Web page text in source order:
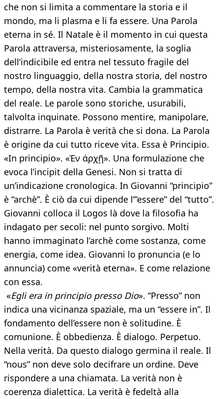
che non si limita a commentare la storia e il
mondo, ma li plasma e li fa essere. Una Parola
eterna in sé. Il Natale è il momento in cui questa
Parola attraversa, misteriosamente, la soglia
dell’indicibile ed entra nel tessuto fragile del
nostro linguaggio, della nostra storia, del nostro
tempo, della nostra vita. Cambia la grammatica
del reale. Le parole sono storiche, usurabili,
talvolta inquinate. Possono mentire, manipolare,
distrarre. La Parola è verità che si dona. La Parola
è origine da cui tutto riceve vita. Essa è Principio.
«In principio». «Ἐν ἀρχῇ». Una formulazione che
evoca l’incipit della Genesi. Non si tratta di
un’indicazione cronologica. In Giovanni “principio”
è “archè”. È ciò da cui dipende l’”essere” del “tutto”.
Giovanni colloca il Logos là dove la filosofia ha
indagato per secoli: nel punto sorgivo. Molti
hanno immaginato l’archè come sostanza, come
energia, come idea. Giovanni lo pronuncia (e lo
annuncia) come «verità eterna». E come relazione
con essa.
«Egli era in principio presso Dio». “Presso” non
indica una vicinanza spaziale, ma un “essere in”. Il
fondamento dell’essere non è solitudine. È
comunione. È obbedienza. È dialogo. Perpetuo.
Nella verità. Da questo dialogo germina il reale. Il
“nous” non deve solo decifrare un ordine. Deve
rispondere a una chiamata. La verità non è
coerenza dialettica. La verità è fedeltà alla